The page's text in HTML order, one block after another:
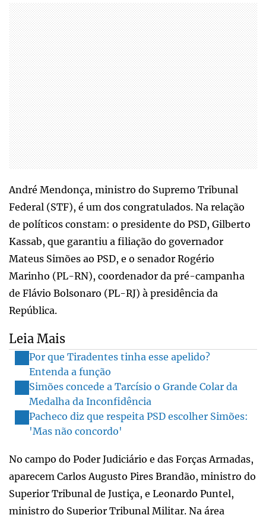
André Mendonça, ministro do Supremo Tribunal
Federal (STF), é um dos congratulados. Na relação
de políticos constam: o presidente do PSD, Gilberto
Kassab, que garantiu a filiação do governador
Mateus Simões ao PSD, e o senador Rogério
Marinho (PL-RN), coordenador da pré-campanha
de Flávio Bolsonaro (PL-RJ) à presidência da
República.
Leia Mais
Por que Tiradentes tinha esse apelido?
Entenda a função
Simões concede a Tarcísio o Grande Colar da
Medalha da Inconfidência
Pacheco diz que respeita PSD escolher Simões:
'Mas não concordo'
No campo do Poder Judiciário e das Forças Armadas,
aparecem Carlos Augusto Pires Brandão, ministro do
Superior Tribunal de Justiça, e Leonardo Puntel,
ministro do Superior Tribunal Militar. Na área